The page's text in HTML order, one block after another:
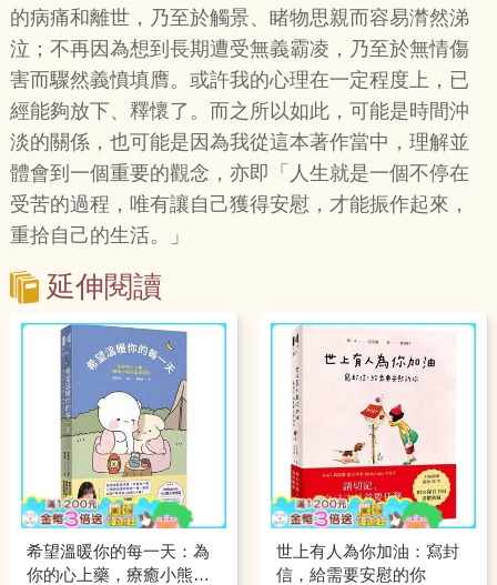
的病痛和離世，乃至於觸景、睹物思親而容易潸然涕
泣；不再因為想到長期遭受無義霸凌，乃至於無情傷
害而驟然義憤填膺。或許我的心理在一定程度上，已
經能夠放下、釋懷了。而之所以如此，可能是時間沖
淡的關係，也可能是因為我從這本著作當中，理解並
體會到一個重要的觀念，亦即「人生就是一個不停在
受苦的過程，唯有讓自己獲得安慰，才能振作起來，
重拾自己的生活。」
延伸閱讀
希望溫暖你的每一天：為
你的心上藥，療癒小熊的
世上有人為你加油：寫封
信，給需要安慰的你